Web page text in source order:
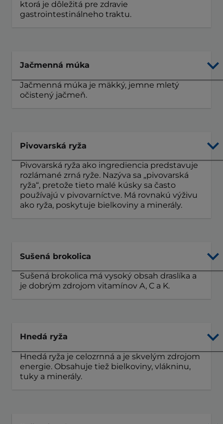
ktorá je dôležitá pre zdravie
gastrointestinálneho traktu.
Jačmenná múka
Jačmenná múka je mäkký, jemne mletý
očistený jačmeň.
Pivovarská ryža
Pivovarská ryža ako ingrediencia predstavuje
rozlámané zrná ryže. Nazýva sa „pivovarská
ryža“, pretože tieto malé kúsky sa často
používajú v pivovarníctve. Má rovnakú výživu
ako ryža, poskytuje bielkoviny a minerály.
Sušená brokolica
Sušená brokolica má vysoký obsah draslíka a
je dobrým zdrojom vitamínov A, C a K.
Hnedá ryža
Hnedá ryža je celozrnná a je skvelým zdrojom
energie. Obsahuje tiež bielkoviny, vlákninu,
tuky a minerály.